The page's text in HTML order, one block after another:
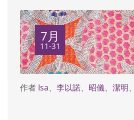
7月
11-31
作者 Isa、李以諾、昭儀、潔明